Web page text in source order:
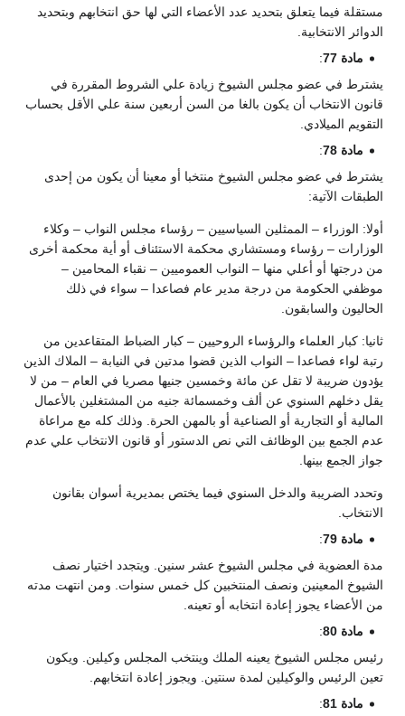
مستقلة فيما يتعلق بتحديد عدد الأعضاء التي لها حق انتخابهم وبتحديد
الدوائر الانتخابية.
مادة 77
:
يشترط في عضو مجلس الشيوخ زيادة علي الشروط المقررة في
قانون الانتخاب أن يكون بالغا من السن أربعين سنة علي الأقل بحساب
التقويم الميلادي.
مادة 78
:
يشترط في عضو مجلس الشيوخ منتخبا أو معينا أن يكون من إحدى
الطبقات الآتية:
أولا: الوزراء – الممثلين السياسيين – رؤساء مجلس النواب – وكلاء
الوزارات – رؤساء ومستشاري محكمة الاستئناف أو أية محكمة أخرى
من درجتها أو أعلي منها – النواب العموميين – نقباء المحامين –
موظفي الحكومة من درجة مدير عام فصاعدا – سواء في ذلك
الحاليون والسابقون.
ثانيا: كبار العلماء والرؤساء الروحيين – كبار الضباط المتقاعدين من
رتبة لواء فصاعدا – النواب الذين قضوا مدتين في النيابة – الملاك الذين
يؤدون ضريبة لا تقل عن مائة وخمسين جنيها مصريا في العام – من لا
يقل دخلهم السنوي عن ألف وخمسمائة جنيه من المشتغلين بالأعمال
المالية أو التجارية أو الصناعية أو بالمهن الحرة. وذلك كله مع مراعاة
عدم الجمع بين الوظائف التي نص الدستور أو قانون الانتخاب علي عدم
جواز الجمع بينها.
وتحدد الضريبة والدخل السنوي فيما يختص بمديرية أسوان بقانون
الانتخاب.
مادة 79
:
مدة العضوية في مجلس الشيوخ عشر سنين. ويتجدد اختيار نصف
الشيوخ المعينين ونصف المنتخبين كل خمس سنوات. ومن انتهت مدته
من الأعضاء يجوز إعادة انتخابه أو تعينه.
مادة 80
:
رئيس مجلس الشيوخ يعينه الملك وينتخب المجلس وكيلين. ويكون
تعين الرئيس والوكيلين لمدة سنتين. ويجوز إعادة انتخابهم.
مادة 81
: